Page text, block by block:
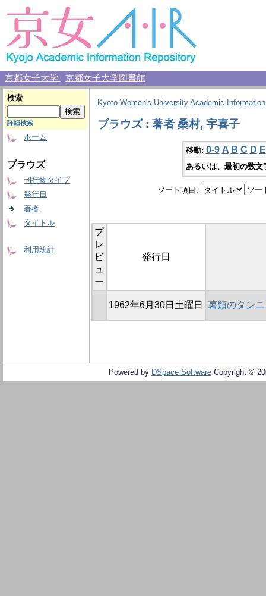
京都女子大学 京都女子大学図書館
検索
詳細検索
ホーム
ブラウズ
刊行物タイプ
発行日
著者
タイトル
利用統計
Kyoto Women's University Academic
ブラウズ : 著者 桑村, 宇喜子
移動: 0-9 A B C D E
あるいは、最初の数
ソート項目: ソー
プ
レ
ビ
ュ
ー
発行日
1962年6月30日土曜日 薯類のタン
Powered by DSpace Software Copyright ©